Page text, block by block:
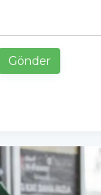
Gönder